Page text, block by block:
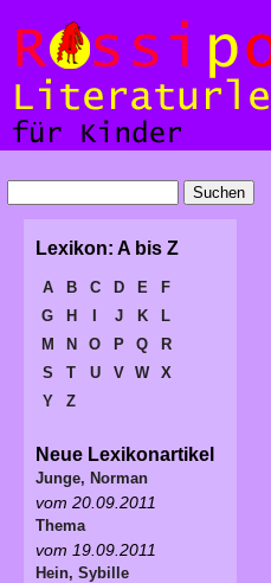
Lexikon: A bis Z
A B C D E
F
G
H J K
L
M
N O P Q
R
S
T U V W
X
Y
Z
Neue Lexikonartikel
Junge, Norman
vom 20.09.2011
Thema
vom 19.09.2011
Hein, Sybille